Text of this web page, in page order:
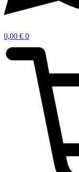
0,00 € 0